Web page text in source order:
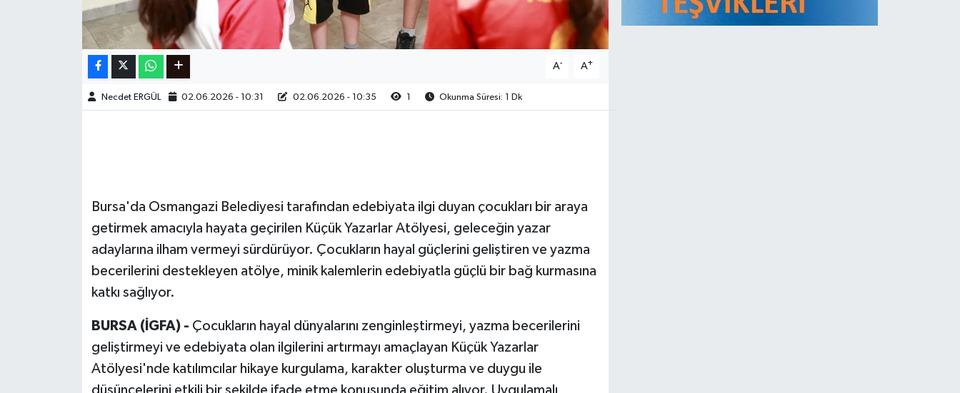
A- A+
Necdet ERGÜL 02.06.2026 - 10:31 02.06.2026 - 10:35 1 Okunma Süresi: 1 Dk
Bursa'da Osmangazi Belediyesi tarafından edebiyata ilgi duyan çocukları bir araya
getirmek amacıyla hayata geçirilen Küçük Yazarlar Atölyesi, geleceğin yazar
adaylarına ilham vermeyi sürdürüyor. Çocukların hayal güçlerini geliştiren ve yazma
becerilerini destekleyen atölye, minik kalemlerin edebiyatla güçlü bir bağ kurmasına
katkı sağlıyor.
BURSA (İGFA) - Çocukların hayal dünyalarını zenginleştirmeyi, yazma becerilerini
geliştirmeyi ve edebiyata olan ilgilerini artırmayı amaçlayan Küçük Yazarlar
Atölyesi'nde katılımcılar hikaye kurgulama, karakter oluşturma ve duygu ile
düşüncelerini etkili bir şekilde ifade etme konusunda eğitim alıyor. Uygulamalı